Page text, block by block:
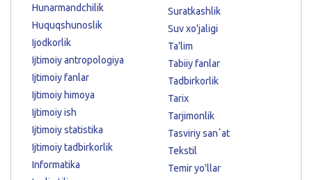
Hunarmandchilik
Huquqshunoslik
Ijodkorlik
Ijtimoiy antropologiya
Ijtimoiy fanlar
Ijtimoiy himoya
Ijtimoiy ish
Ijtimoiy statistika
Ijtimoiy tadbirkorlik
Informatika
Suratkashlik
Suv xo'jaligi
Ta'lim
Tabiiy fanlar
Tadbirkorlik
Tarix
Tarjimonlik
Tasviriy sanʼat
Tekstil
Temir yo'llar